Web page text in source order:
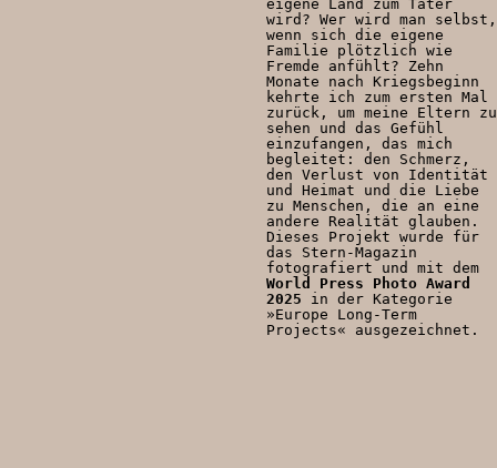
eigene Land zum Täter
wird? Wer wird man selbst,
wenn sich die eigene
Familie plötzlich wie
Fremde anfühlt? Zehn
Monate nach Kriegsbeginn
kehrte ich zum ersten Mal
zurück, um meine Eltern zu
sehen und das Gefühl
einzufangen, das mich
begleitet: den Schmerz,
den Verlust von Identität
und Heimat und die Liebe
zu Menschen, die an eine
andere Realität glauben.
Dieses Projekt wurde für
das Stern-Magazin
fotografiert und mit dem
World Press Photo Award
2025 in der Kategorie
»Europe Long-Term
Projects« ausgezeichnet.